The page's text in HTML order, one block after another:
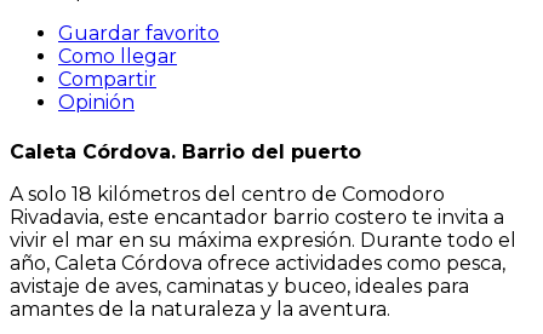
Guardar favorito
Como llegar
Compartir
Opinión
Caleta Córdova. Barrio del puerto
A solo 18 kilómetros del centro de Comodoro
Rivadavia, este encantador barrio costero te invita a
vivir el mar en su máxima expresión. Durante todo el
año, Caleta Córdova ofrece actividades como pesca,
avistaje de aves, caminatas y buceo, ideales para
amantes de la naturaleza y la aventura.